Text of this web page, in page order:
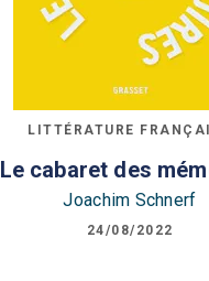
LITTÉRATURE
Le cabaret des
Joachim Schnerf
24/08/2022